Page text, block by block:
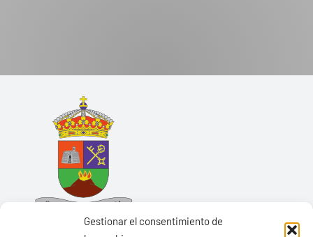
Gestionar el consentimiento de